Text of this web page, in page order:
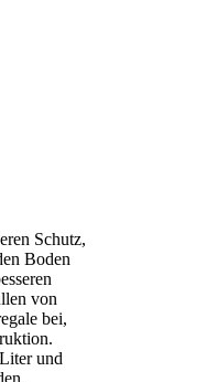
Schutz,
Boden
von
bei,
und